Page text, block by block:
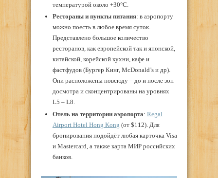
температурой около +30°C.
Рестораны и пункты питания: в аэропорту
можно поесть в любое время суток.
Представлено большое количество
ресторанов, как европейской так и японской,
китайской, корейской кухни, кафе и
фастфудов (Бургер Кинг, McDonald’s и др).
Они расположены повсюду – до и после зон
досмотра и сконцентрированы на уровнях
L5 – L8.
Отель на территории аэропорта: Regal
Airport Hotel Hong Kong (от $112). Для
бронирования подойдёт любая карточка Visa
и Mastercard, а также карта МИР российских
банков.